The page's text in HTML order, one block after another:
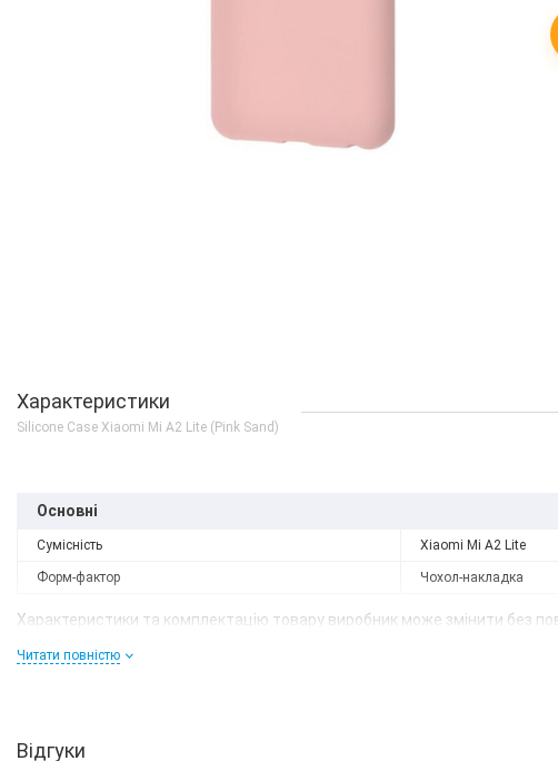
Характеристики
Silicone Case Xiaomi Mi A2 Lite (Pink Sand)
Основні
Сумісність Xiaomi Mi A2 Lite
Форм-фактор Чохол-накладка
Характеристики та комплектацію товару виробник може змінити без
Читати повністю
Відгуки